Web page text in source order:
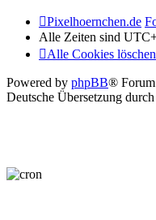
Pixelhoernchen.de
Alle Zeiten sind
Alle Cookies löschen
Powered by phpBB®
Deutsche Übersetzung durch